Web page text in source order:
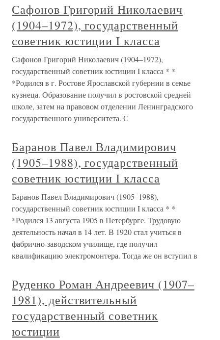
Сафонов Григорий Николаевич
(1904–1972), государственный
советник юстиции I класса
Сафонов Григорий Николаевич (1904–1972),
государственный советник юстиции I класса * *
*Родился в г. Ростове Ярославской губернии в семье
кузнеца. Образование получил в ростовской средней
школе, затем на правовом отделении Ленинградского
государственного университета. С
Баранов Павел Владимирович
(1905–1988), государственный
советник юстиции I класса
Баранов Павел Владимирович (1905–1988),
государственный советник юстиции I класса * *
*Родился 13 августа 1905 в Петербурге. Трудовую
деятельность начал в 14 лет. В 1920 стал учиться в
фабрично-заводском училище, где получил
квалификацию электромонтера. Тогда же он вступил в
Руденко Роман Андреевич (1907–
1981), действительный
государственный советник
юстиции